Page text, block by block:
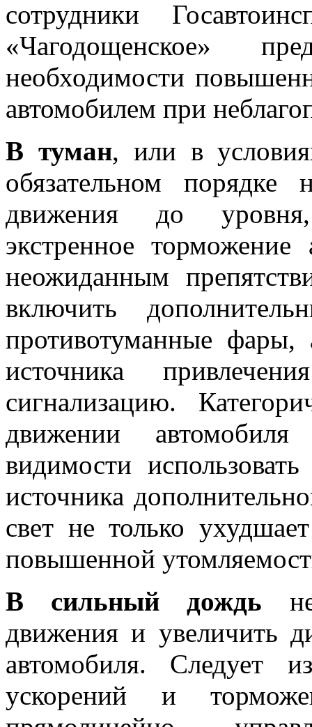
сотрудники
«Чагодощенское»
необходимости
автомобилем при
В туман, или в
обязательном порядке
движения до
экстренное
неожиданным
включить
противотуманные фары,
источника
сигнализацию.
движении
видимости
источника
свет не только
повышенной
В сильный дождь
движения и увеличить
автомобиля. Следует
ускорений и